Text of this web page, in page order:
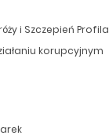
i Szczepień
korupcyjnym